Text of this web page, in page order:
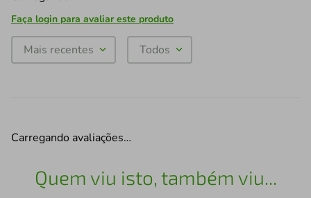
Faça login para avaliar este produto
Mais recentes Todos
Carregando avaliações…
Quem viu isto, também viu...